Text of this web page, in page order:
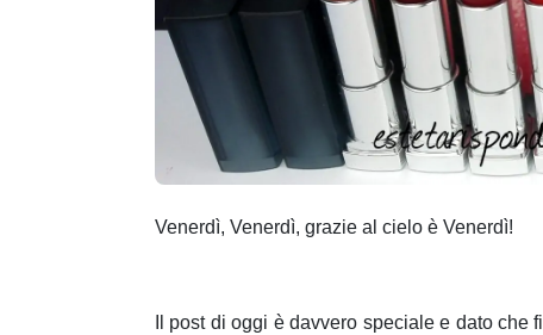
Venerdì, Venerdì, grazie al cielo è Venerdì!
Il post di oggi è davvero speciale e dato